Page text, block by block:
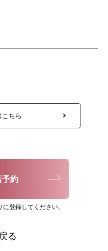
ちら
約
登録してください。
る